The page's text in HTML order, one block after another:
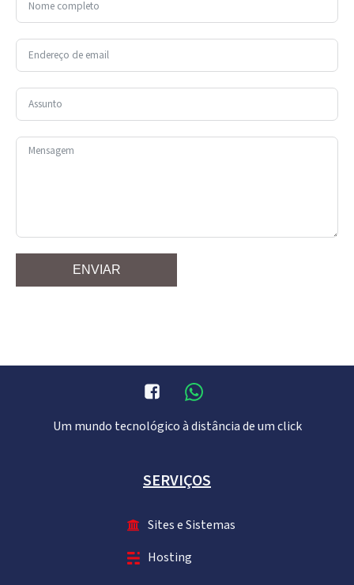
ENVIAR
Um mundo tecnológico à distância de um click
SERVIÇOS
Sites e Sistemas
Hosting